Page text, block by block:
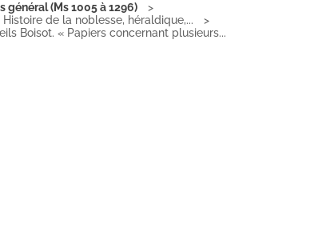
général (Ms 1005 à 1296)
Histoire de la noblesse, héraldique,...
Boisot. « Papiers concernant plusieurs...